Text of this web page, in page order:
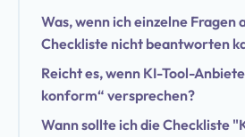
Was, wenn ich einzelne Fragen
Checkliste nicht beantworten
Reicht es, wenn KI-Tool-
konform“ versprechen?
Wann sollte ich die Checkliste